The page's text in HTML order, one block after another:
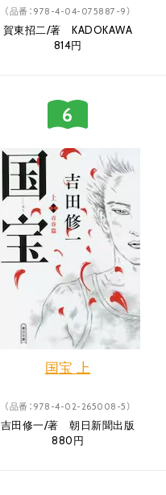
（品番：978-4-04-075887-9）
賀東招二/著 KADOKAWA
814円
国宝 上
（品番：978-4-02-265008-5）
吉田修一/著 朝日新聞出版
880円